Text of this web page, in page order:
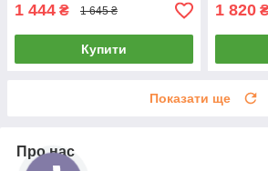
1 444 ₴ 1 645 ₴
Купити
1 820
Показати ще
Про нас